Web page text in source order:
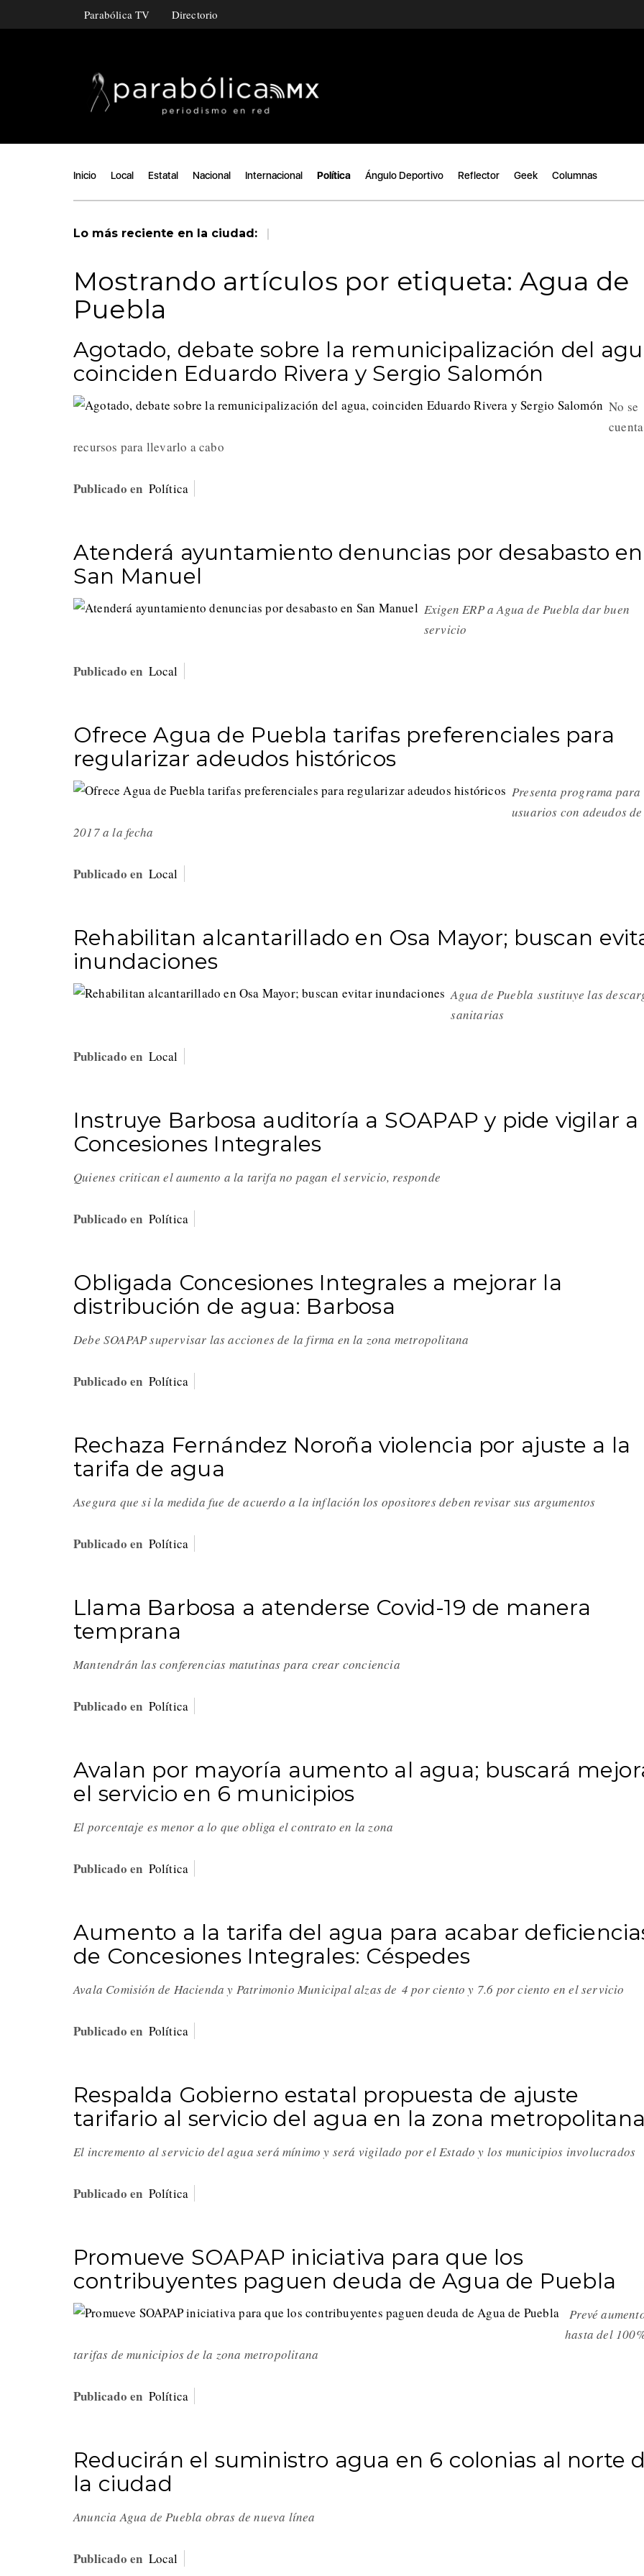
Parabólica TV Directorio
Inicio Local Estatal Nacional Internacional Política Ángulo Deportivo Reflector Geek Columnas
Lo más reciente en la ciudad: |
Mostrando artículos por etiqueta: Agua de
Puebla
Agotado, debate sobre la remunicipalización del
coinciden Eduardo Rivera y Sergio Salomón
No se
recursos para llevarlo a cabo
Publicado en Política
Atenderá ayuntamiento denuncias por desabasto en
San Manuel
Exigen ERP a Agua de Puebla dar buen
servicio
Publicado en Local
Ofrece Agua de Puebla tarifas preferenciales para
regularizar adeudos históricos
Presenta programa para
usuarios con adeudos de
2017 a la fecha
Publicado en Local
Rehabilitan alcantarillado en Osa Mayor; buscan
inundaciones
Agua de Puebla sustituye las
sanitarias
Publicado en Local
Instruye Barbosa auditoría a SOAPAP y pide vigilar a
Concesiones Integrales
Quienes critican el aumento a la tarifa no pagan el servicio, responde
Publicado en Política
Obligada Concesiones Integrales a mejorar la
distribución de agua: Barbosa
Debe SOAPAP supervisar las acciones de la firma en la zona metropolitana
Publicado en Política
Rechaza Fernández Noroña violencia por ajuste a la
tarifa de agua
Asegura que si la medida fue de acuerdo a la inflación los opositores deben revisar sus argumentos
Publicado en Política
Llama Barbosa a atenderse Covid-19 de manera
temprana
Mantendrán las conferencias matutinas para crear conciencia
Publicado en Política
Avalan por mayoría aumento al agua; buscará
el servicio en 6 municipios
El porcentaje es menor a lo que obliga el contrato en la zona
Publicado en Política
Aumento a la tarifa del agua para acabar
de Concesiones Integrales: Céspedes
Avala Comisión de Hacienda y Patrimonio Municipal alzas de 4 por ciento y 7.6 por ciento en el servicio
Publicado en Política
Respalda Gobierno estatal propuesta de ajuste
tarifario al servicio del agua en la zona
El incremento al servicio del agua será mínimo y será vigilado por el Estado y los municipios involucrados
Publicado en Política
Promueve SOAPAP iniciativa para que los
contribuyentes paguen deuda de Agua de Puebla
Prevé
hasta del
tarifas de municipios de la zona metropolitana
Publicado en Política
Reducirán el suministro agua en 6 colonias al norte
la ciudad
Anuncia Agua de Puebla obras de nueva línea
Publicado en Local